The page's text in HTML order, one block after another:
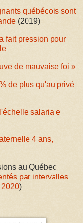
québécois sont
(2019)
fait pression pour
de mauvaise foi »
de plus qu'au privé
salariale
4 ans,
au Québec
par intervalles
2020)